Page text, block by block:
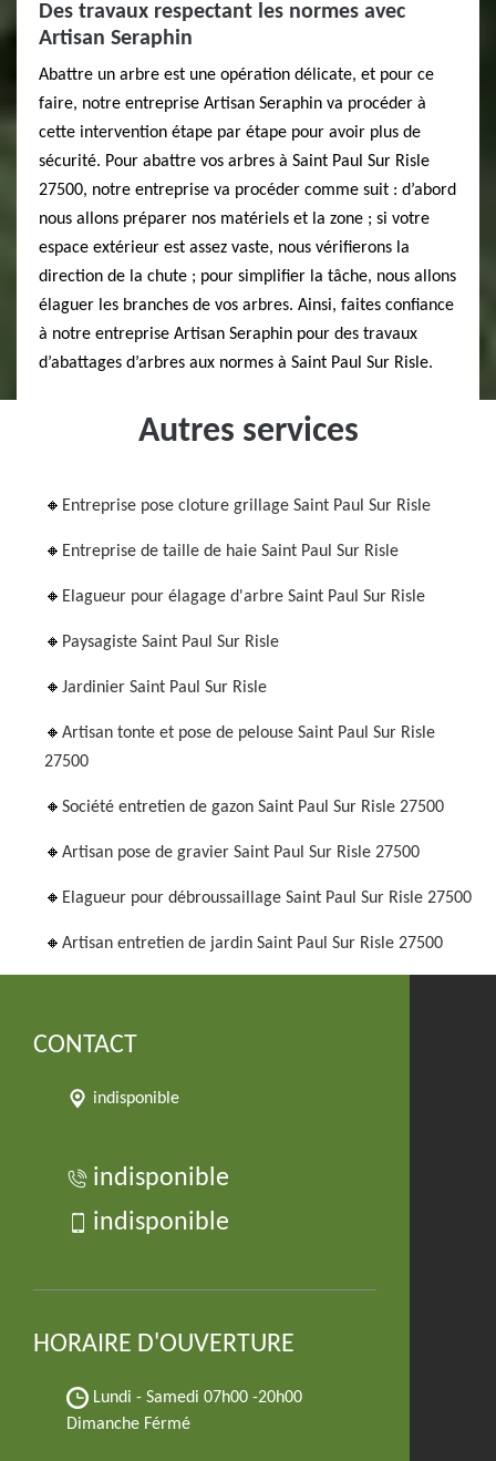
Des travaux respectant les normes avec
Artisan Seraphin
Abattre un arbre est une opération délicate, et pour ce
faire, notre entreprise Artisan Seraphin va procéder à
cette intervention étape par étape pour avoir plus de
sécurité. Pour abattre vos arbres à Saint Paul Sur Risle
27500, notre entreprise va procéder comme suit : d’abord
nous allons préparer nos matériels et la zone ; si votre
espace extérieur est assez vaste, nous vérifierons la
direction de la chute ; pour simplifier la tâche, nous allons
élaguer les branches de vos arbres. Ainsi, faites confiance
à notre entreprise Artisan Seraphin pour des travaux
d’abattages d’arbres aux normes à Saint Paul Sur Risle.
Autres services
Entreprise pose cloture grillage Saint Paul Sur Risle
Entreprise de taille de haie Saint Paul Sur Risle
Elagueur pour élagage d'arbre Saint Paul Sur Risle
Paysagiste Saint Paul Sur Risle
Jardinier Saint Paul Sur Risle
Artisan tonte et pose de pelouse Saint Paul Sur Risle
27500
Société entretien de gazon Saint Paul Sur Risle 27500
Artisan pose de gravier Saint Paul Sur Risle 27500
Elagueur pour débroussaillage Saint Paul Sur Risle 27500
Artisan entretien de jardin Saint Paul Sur Risle 27500
CONTACT
indisponible
indisponible
indisponible
HORAIRE D'OUVERTURE
Lundi - Samedi 07h00 -20h00
Dimanche Férmé